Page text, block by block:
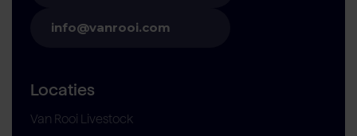
info@vanrooi.com
Locaties
Van Rooi Livestock